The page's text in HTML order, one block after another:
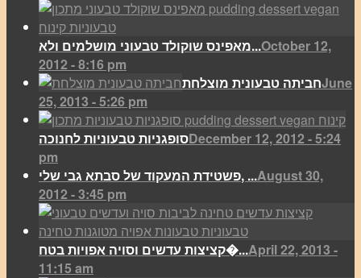
מאפינס שוקולד טבעוני מושלמים ולא...October 12,
2012 - 8:16 pm
חביתה טבעונית מוצלחתJune
25, 2013 - 5:26 pm
סופגניות טבעוניות לחנוכהDecember 12, 2012 - 5:24
pm
פשטידת המעקוד של סבתא גבי שלי, ...August 30,
2012 - 3:45 pm
קציצות עדשים וסויה אפויות בטח�...April 22, 2013 -
11:15 am